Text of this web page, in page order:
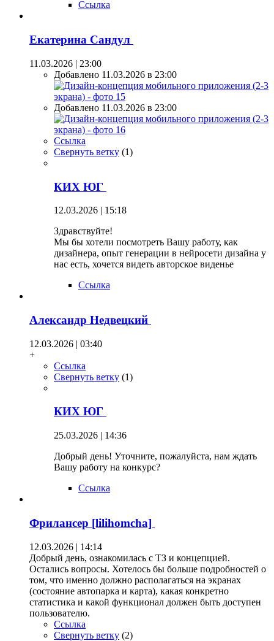
Ссылка
Екатерина Сандул
11.03.2026 | 23:00
Добавлено 11.03.2026 в 23:00
Добавлено 11.03.2026 в 23:00
Ссылка
Свернуть ветку (1)
КИХ ЮГ
12.03.2026 | 15:18
Здравствуйте!
Мы бы хотели посмотреть Вашу работу, как
дизайнера, опыт генерации в нейросети дизайна у
нас есть, хочется видеть авторское виденье
Ссылка
Александр Недвецкий
12.03.2026 | 03:40
+
Ссылка
Свернуть ветку (1)
КИХ ЮГ
25.03.2026 | 14:36
Добрый день! Уточните, пожалуйста, нам ждать
Вашу работу на конкурс?
Ссылка
Фрилансер [lilihomcha]
12.03.2026 | 14:14
Добрый день, ознакомилась с ТЗ и концепцией.
Остались вопросы. Хотелось бы больше подробностей о
том, что именно должно располагаться на экранах
(состояние автопарка и карта), какая конкретно
статистика и какой функционал должен быть доступен
пользователю.
Ссылка
Свернуть ветку (2)